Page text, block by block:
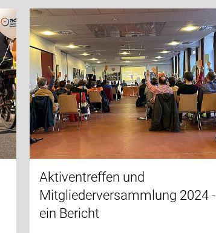
Aktiventreffen und
Mitgliederversammlung 2024 -
ein Bericht